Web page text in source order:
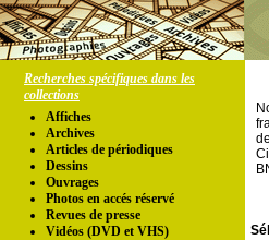
Recherches spécifiques dans les
collections
Affiches
Archives
Articles de périodiques
Dessins
Ouvrages
Photos en accés réservé
Revues de presse
Vidéos (DVD et VHS)